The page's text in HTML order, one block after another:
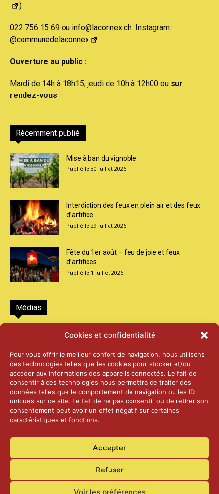
Cookies et confidentialité
Pour vous offrir le meilleur confort de navigation, nous utilisons
des technologies telles que les cookies pour stocker et/ou
accéder aux informations des appareils connectés. Le fait de
consentir à ces technologies nous permettra de traiter des
données telles que le comportement de navigation ou les ID
uniques sur ce site. Le fait de ne pas consentir ou de retirer son
consentement peut avoir un effet négatif sur certaines
caractéristiques et fonctions.
Accepter
Refuser
Voir les préférences
)
022 756 15 69 ou info@laconnex.ch Instagram:
@communedelaconnex
Ouverture au public :
Mardi de 14h à 18h15, jeudi de 10h à 12h00 ou sur
rendez-vous
Récemment publié
Mise à ban du vignoble
30 juillet 2026
Interdiction des feux en plein air et des feux
d’artifice
29 juillet 2026
Fête du 1er août – feu de joie et feux
d’artifices...
1 juillet 2026
Médias
2026 – Laiterie d’Orsières et Abbaye de St-
25 juin 2026
2025 – Palais Fédéral – Berne
25 juin 2026
14 janvier 2025